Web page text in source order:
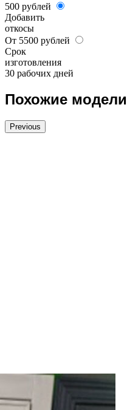
500 рублей
Добавить
откосы
От 5500 рублей
Срок
изготовления
30 рабочих дней
Похожие модели
Previous